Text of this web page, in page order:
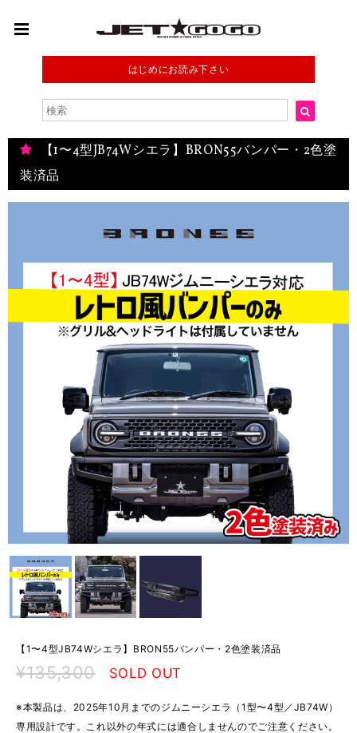
はじめにお読み下さい
【1〜4型JB74Wシエラ】BRON55バンパー・2色塗
装済品
【1〜4型JB74Wシエラ】BRON55バンパー・2色塗装済品
¥135,300 SOLD OUT
※本製品は、2025年10月までのジムニーシエラ（1型〜4型／JB74W）
専用設計です。これ以外の年式には適合しませんのでご注意ください。